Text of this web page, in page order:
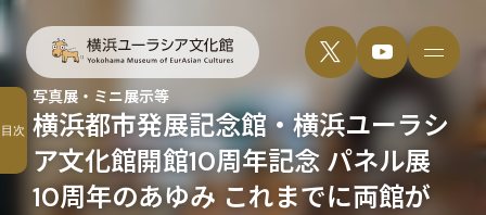
横浜都市発展記念館・横浜ユーラシ
ア文化館開館10周年記念 パネル展
10周年のあゆみ これまでに両館が
写真展・ミニ展示等
目次